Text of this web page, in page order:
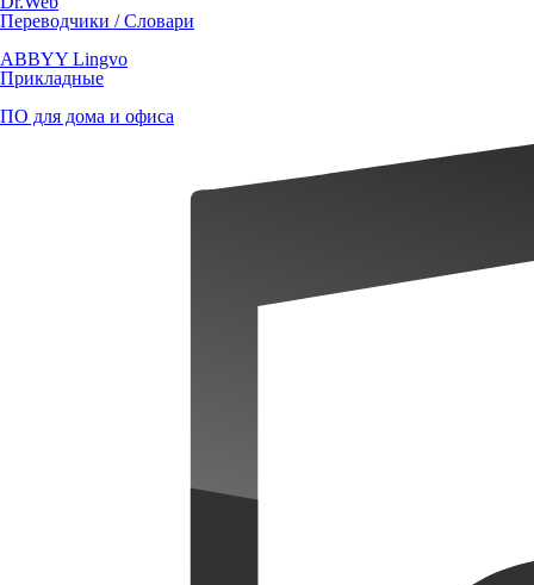
Переводчики / Словари
ABBYY Lingvo
Прикладные
ПО для дома и офиса